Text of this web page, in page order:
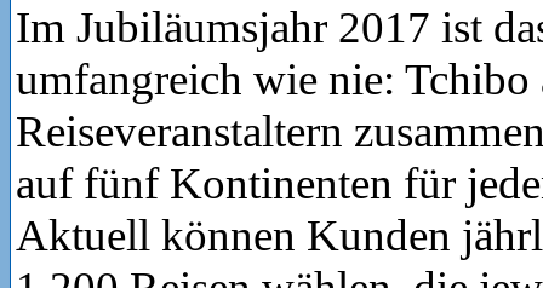
Im Jubiläumsjahr 2017 ist
umfangreich wie nie:
Reiseveranstaltern
auf fünf Kontinenten für
Aktuell können Kunden